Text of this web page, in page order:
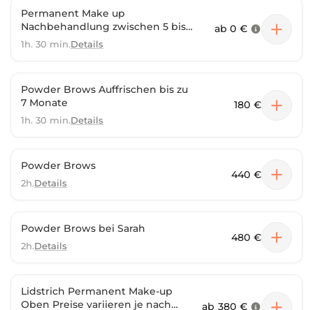
Permanent Make up
Nachbehandlung zwischen 5 bis
8 Wochen
1h. 30 min.Details
ab0 €
Powder Brows Auffrischen bis zu
7 Monate
1h. 30 min.Details
180 €
Powder Brows
2h.Details
440 €
Powder Brows bei Sarah
2h.Details
480 €
Lidstrich Permanent Make-up
Oben Preise variieren je nach
ab 380 €